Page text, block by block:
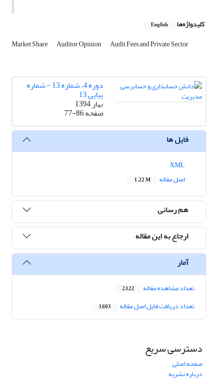
کلیدواژه‌ها English
Market Share Auditor Opinion Audit Fees and Private Sector
دوره 4، شماره 13 - شماره
پیاپی 13
بهار 1394
صفحه77-86
فایل ها
اصل مقاله
1.22 M
هم رسانی
ارجاع به این مقاله
آمار
تعداد مشاهده مقاله 2,122
تعداد دریافت فایل اصل مقاله 1,603
دسترسی سریع
صفحه اصلی
درباره نشریه